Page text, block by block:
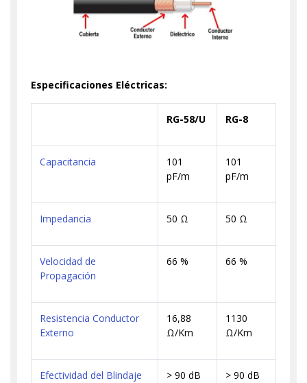
Especificaciones Eléctricas:
RG-58/U RG-8
Capacitancia
101
pF/m
101
pF/m
Impedancia 50 Ω 50 Ω
Velocidad de
Propagación
66 % 66 %
Resistencia Conductor
Externo
16,88
Ω/Km
1130
Ω/Km
Efectividad del Blindaje > 90 dB > 90 dB